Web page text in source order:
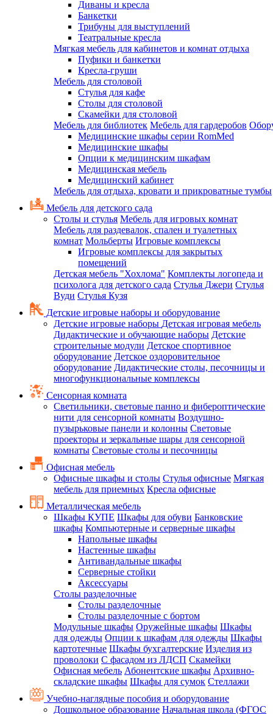
Диваны и кресла
Банкетки
Трибуны для выступлений
Театральные кресла
Мягкая мебель для кабинетов и комнат отдыха
Пуфики и банкетки
Кресла-груши
Мебель для столовой
Cтулья для кафе
Cтолы для столовой
Скамейки для столовой
Мебель для библиотек Мебель для гардеробов
Медицинские шкафы серии RomMed
Медицинские шкафы
Опции к медицинским шкафам
Медицинская мебель
Медицинский кабинет
Мебель для отдыха, кровати и прикроватные тумбы
Мебель для детского сада
Столы и стулья Мебель для игровых комнат
Мебель для раздевалок, спален и туалетных
комнат Мольберты Игровые комплексы
Игровые комплексы для закрытых
помещений
Детская мебель "Хохлома" Комплекты логопеда и
психолога для детского сада Стулья Джери Стулья
Вуди Стулья Кузя
Детские игровые наборы и оборудование
Детские игровые наборы Детская игровая мебель
Дидактические и обучающие наборы Детские
строительные модули Детское спортивное
оборудование Детское оздоровительное
оборудование Дидактические столы, песочницы и
многофункциональные комплексы
Сенсорная комната
Светильники, световые панно и фибероптические
нити для сенсорной комнаты Воздушно-
пузырьковые панели и колонны Световые
проекторы и зеркальные шары для сенсорной
комнаты Световые столы и песочницы
Офисная мебель
Офисные шкафы и столы Стулья офисные Мягкая
мебель для приемных Кресла офисные
Металлическая мебель
Шкафы КУПЕ Шкафы для обуви Банковские
шкафы Компьютерные и серверные шкафы
Напольные шкафы
Настенные шкафы
Антивандальные шкафы
Серверные стойки
Аксессуары
Столы разделочные
Столы разделочные
Столы разделочные с бортом
Модульные шкафы Оружейные шкафы Шкафы
для одежды Опции к шкафам для одежды Шкафы
картотечные Шкафы бухгалтерские Изделия из
проволоки С фасадом из ЛДСП Скамейки
Офисная мебель Абонентские шкафы Архивно-
складские шкафы Шкафы для сумок Стеллажи
Учебно-наглядные пособия и оборудование
Дошкольное образование Начальная школа (ФГОС